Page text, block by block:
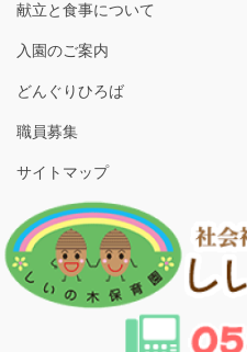
献立と食事について
入園のご案内
どんぐりひろば
職員募集
サイトマップ